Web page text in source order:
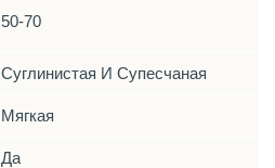
50-70
Суглинистая И Супесчаная
Мягкая
Да